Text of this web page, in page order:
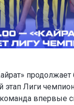
продолжает
этап Лиги
впервые